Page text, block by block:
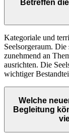
Betreffen
Kategoriale und
Seelsorgeraum.
zunehmend an
ausrichten. Die
wichtiger
Welche
Begleitung